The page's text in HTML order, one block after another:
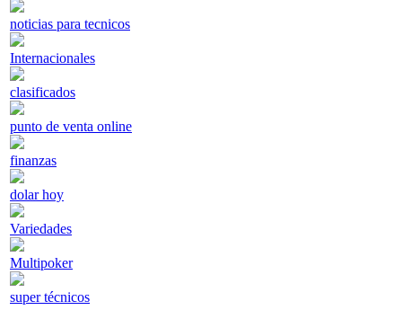
noticias para tecnicos
Internacionales
clasificados
punto de venta online
finanzas
dolar hoy
Variedades
Multipoker
super técnicos